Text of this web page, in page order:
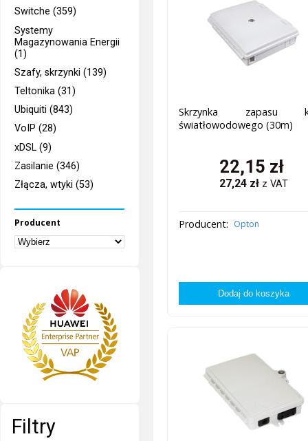
Switche (359)
Systemy
Magazynowania Energii
(1)
Szafy, skrzynki (139)
Teltonika (31)
Ubiquiti (843)
VoIP (28)
xDSL (9)
Zasilanie (346)
Złącza, wtyki (53)
Producent
Filtry
Skrzynka zapasu
światłowodowego (30m)
22,15 zł
27,24 zł z VAT
Producent: Opton